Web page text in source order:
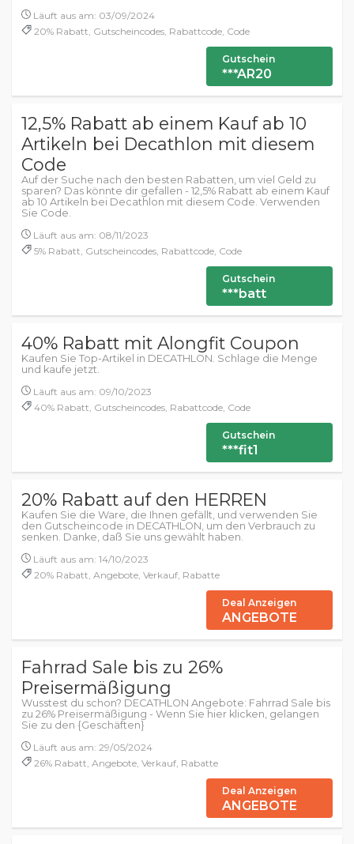
Läuft aus am: 03/09/2024
20% Rabatt, Gutscheincodes, Rabattcode, Code
Gutschein
***AR20
12,5% Rabatt ab einem Kauf ab 10
Artikeln bei Decathlon mit diesem
Code
Auf der Suche nach den besten Rabatten, um viel Geld zu
sparen? Das könnte dir gefallen - 12,5% Rabatt ab einem Kauf
ab 10 Artikeln bei Decathlon mit diesem Code. Verwenden
Sie Code.
Läuft aus am: 08/11/2023
5% Rabatt, Gutscheincodes, Rabattcode, Code
Gutschein
***batt
40% Rabatt mit Alongfit Coupon
Kaufen Sie Top-Artikel in DECATHLON. Schlage die Menge
und kaufe jetzt.
Läuft aus am: 09/10/2023
40% Rabatt, Gutscheincodes, Rabattcode, Code
Gutschein
***fit1
20% Rabatt auf den HERREN
Kaufen Sie die Ware, die Ihnen gefällt, und verwenden Sie
den Gutscheincode in DECATHLON, um den Verbrauch zu
senken. Danke, daß Sie uns gewählt haben.
Läuft aus am: 14/10/2023
20% Rabatt, Angebote, Verkauf, Rabatte
Deal Anzeigen
ANGEBOTE
Fahrrad Sale bis zu 26%
Preisermäßigung
Wusstest du schon? DECATHLON Angebote: Fahrrad Sale bis
zu 26% Preisermäßigung - Wenn Sie hier klicken, gelangen
Sie zu den {Geschäften}
Läuft aus am: 29/05/2024
26% Rabatt, Angebote, Verkauf, Rabatte
Deal Anzeigen
ANGEBOTE